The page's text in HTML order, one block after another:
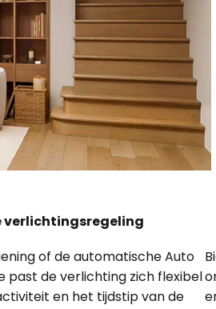
verlichtingsregeling
of de automatische Auto
past de verlichting zich flexibel
en het tijdstip van de